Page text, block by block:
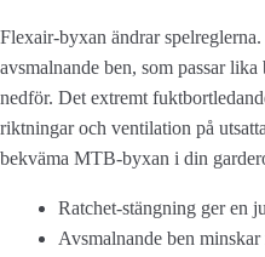
Flexair-byxan ändrar
avsmalnande ben, som passar
nedför. Det extremt
riktningar och ventilation på
bekväma MTB-byxan i din
Ratchet-stängning ger en
Avsmalnande ben